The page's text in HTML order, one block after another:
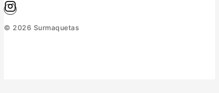
© 2026 Surmaquetas